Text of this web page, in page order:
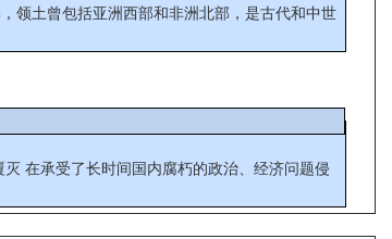
领土曾包括亚洲西部和非洲北部，是古代和中世
在承受了长时间国内腐朽的政治、经济问题侵